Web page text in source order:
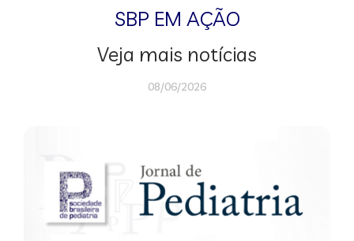
SBP EM AÇÃO
Veja mais notícias
08/06/2026